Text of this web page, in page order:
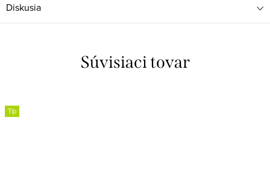
Diskusia
Súvisiaci tovar
Tip